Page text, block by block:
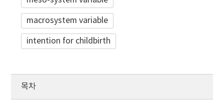
macrosystem variable
intention for childbirth
목차